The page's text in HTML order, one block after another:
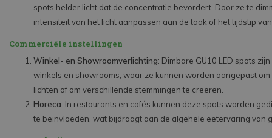
spots helder licht dat de concentratie bevordert. Door ze te
intensiteit van het licht aanpassen aan de taak of het tijdstip
Commerciële instellingen
Winkel- en Showroomverlichting: Dimbare GU10 LED spots
winkels en showrooms, waar ze kunnen worden aangepast om
lichten of om verschillende stemmingen te creëren.
Horeca: In restaurants en cafés kunnen deze spots worden
te beïnvloeden, wat bijdraagt aan de algehele eetervaring van